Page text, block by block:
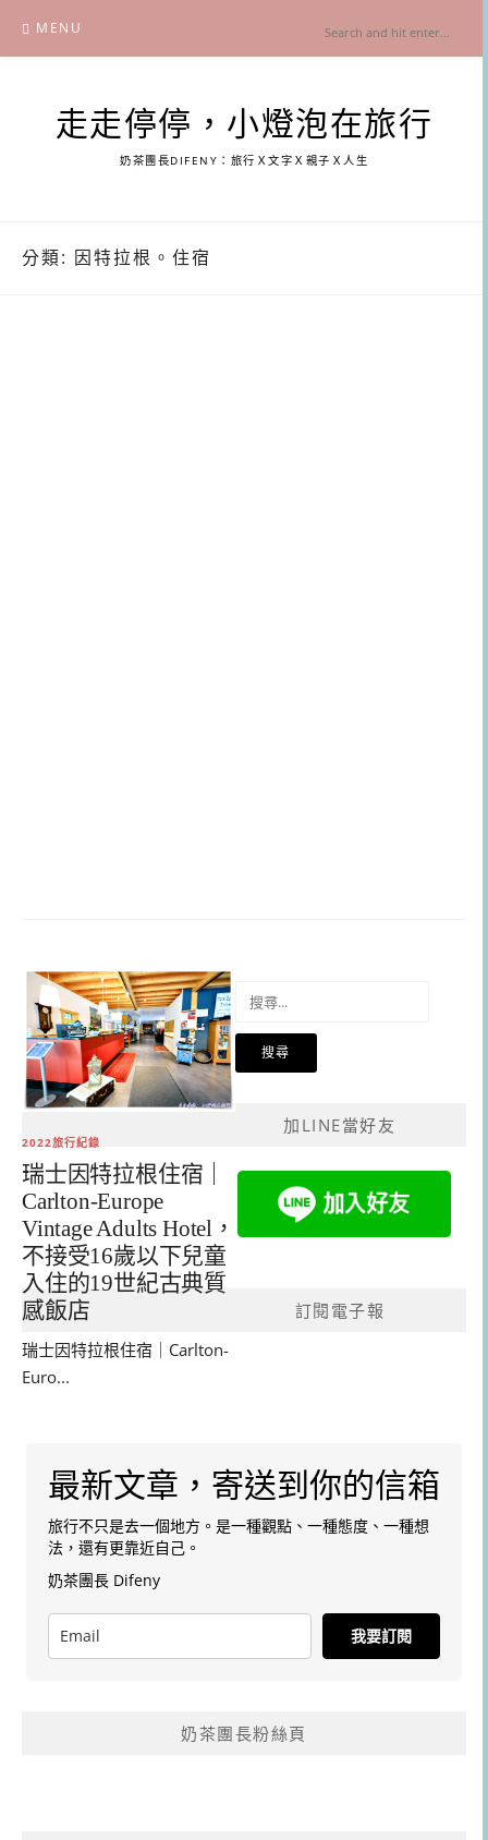
content
MENU
走走停停，小燈泡在旅行
奶茶團長DIFENY：旅行Ｘ文字Ｘ親子Ｘ人生
分類: 因特拉根。住宿
2022旅行紀錄
瑞士因特拉根住宿｜
Carlton-Europe
Vintage Adults Hotel，
不接受16歲以下兒童
入住的19世紀古典質
感飯店
瑞士因特拉根住宿｜Carlton-
Euro...
關
加LINE當好友
訂閱電子報
最新文章，寄送到你的信箱
旅行不只是去一個地方。是一種觀點、一種態度、一種想
法，還有更靠近自己。
奶茶團長 Difeny
我要訂閱
奶茶團長粉絲頁